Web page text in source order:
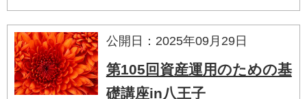
公開日：2025年09月29日
第105回資産運用のための基
礎講座in八王子